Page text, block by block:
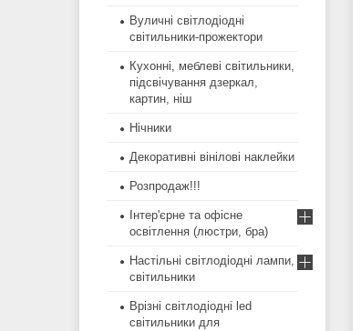
Вуличні світлодіодні
світильники-прожектори
Кухонні, меблеві світильники,
підсвічування дзеркал,
картин, ніш
Нічники
Декоративні вінілові наклейки
Розпродаж!!!
Інтер'єрне та офісне
освітлення (люстри, бра)
Настільні світлодіодні лампи,
світильники
Врізні світлодіодні led
світильники для